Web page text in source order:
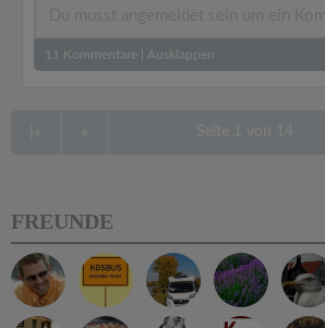
11 Kommentare Ausklappen
FREUNDE